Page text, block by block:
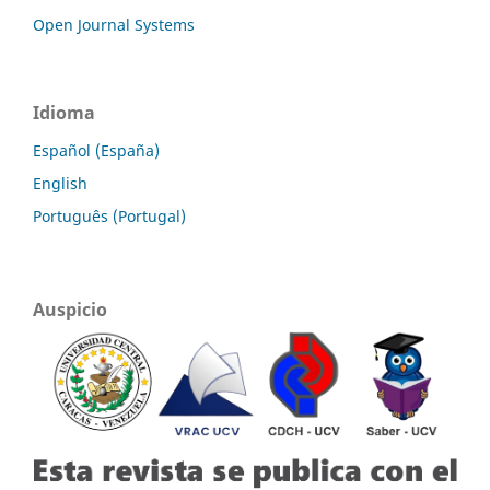
Open Journal Systems
Idioma
Español (España)
English
Português (Portugal)
Auspicio